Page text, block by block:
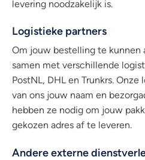
levering noodzakelijk is.
Logistieke partners
Om jouw bestelling te kunnen
samen met verschillende
PostNL, DHL en Trunkrs.
van ons jouw naam en
hebben ze nodig om jouw
gekozen adres af te leveren.
Andere externe